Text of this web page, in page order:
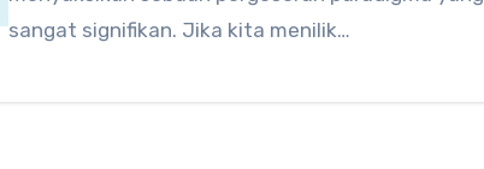
sangat signifikan. Jika kita menilik…